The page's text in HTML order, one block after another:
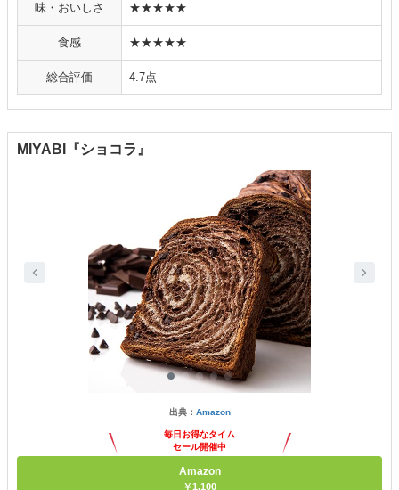
味・おいしさ ★★★★★
食感 ★★★★★
総合評価 4.7点
MIYABI『ショコラ』
出典： Amazon
毎日お得なタイム
セール開催中
Amazon
￥1,100